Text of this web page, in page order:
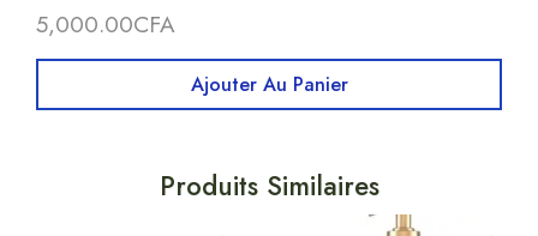
5,000.00CFA
Ajouter Au Panier
Produits Similaires